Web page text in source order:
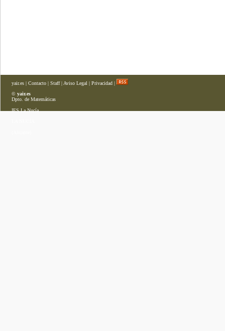
yair.es | Contacto | Staff| Aviso Legal | Privacidad |
© yair.es
Dpto. de Matemáticas
IES La Nucía